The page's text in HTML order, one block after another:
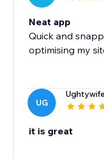
Neat app
Quick and
optimising my
UG
it is great